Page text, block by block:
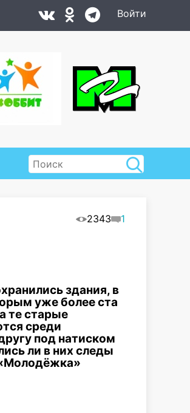
Войти
2343 1
здания, в
уже более ста
те старые
среди
под натиском
ли в них следы